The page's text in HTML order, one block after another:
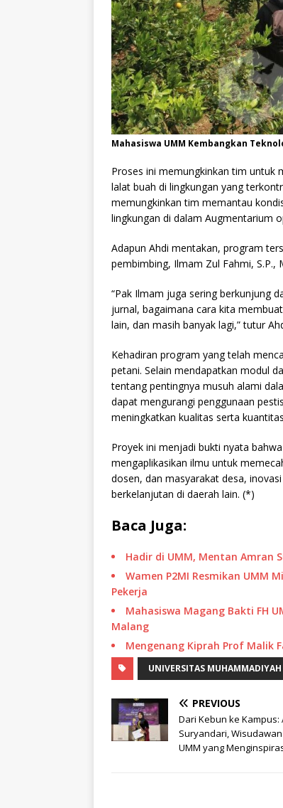
Mahasiswa UMM Kembangkan
Proses ini memungkinkan tim untuk
lalat buah di lingkungan yang
memungkinkan tim memantau
lingkungan di dalam Augmentarium
Adapun Ahdi mentakan, program
pembimbing, Ilmam Zul Fahmi, S.P.,
“Pak Ilmam juga sering berkunjung
jurnal, bagaimana cara kita
lain, dan masih banyak lagi,” tutur
Kehadiran program yang telah
petani. Selain mendapatkan modul
tentang pentingnya musuh alami
dapat mengurangi penggunaan
meningkatkan kualitas serta
Proyek ini menjadi bukti nyata
mengaplikasikan ilmu untuk
dosen, dan masyarakat desa,
berkelanjutan di daerah lain. (*)
Baca Juga:
Hadir di UMM, Mentan Amran
Wamen P2MI Resmikan UMM
Pekerja
Mahasiswa Magang Bakti FH
Malang
Mengenang Kiprah Prof Malik
UNIVERSITAS
PREVIOUS
Dari Kebun ke Kampus:
Suryandari,
UMM yang